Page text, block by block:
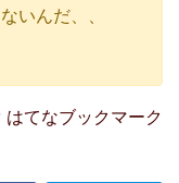
いんだ、、
はてなブックマーク